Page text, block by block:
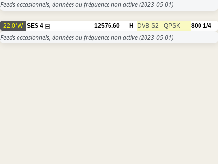
Feeds occasionnels, données ou fréquence non active(2023-05-01)
22.0°W SES 4 12576.60 H DVB-S2 QPSK 800 1/4
Feeds occasionnels, données ou fréquence non active(2023-05-01)